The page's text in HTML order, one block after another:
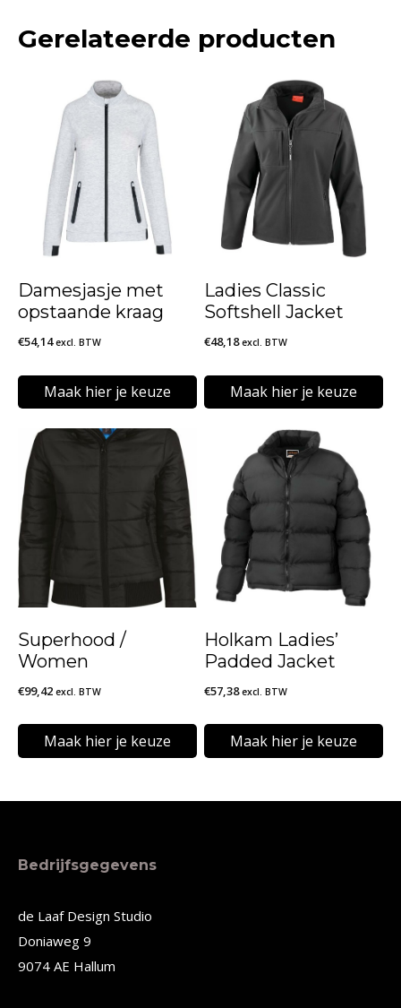
Gerelateerde producten
Damesjasje met
opstaande kraag
€54,14 excl. BTW
Maak hier je keuze
product
heeft
meerdere
variaties.
Deze
optie
gekozen
Ladies Classic
Softshell Jacket
€48,18 excl. BTW
Maak hier je keuze
product
heeft
meerdere
variaties.
Deze
optie
gekozen
Superhood /
Women
€99,42 excl. BTW
Maak hier je keuze
product
meerdere
Deze
optie
kan
Holkam Ladies’
Padded Jacket
€57,38 excl. BTW
Maak hier je keuze
product
Bedrijfsgegevens
de Laaf Design Studio
Doniaweg 9
9074 AE Hallum